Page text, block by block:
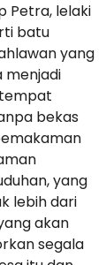
Petra, lelaki
batu
yang
menjadi
bekas
yang
lebih dari
akan
segala